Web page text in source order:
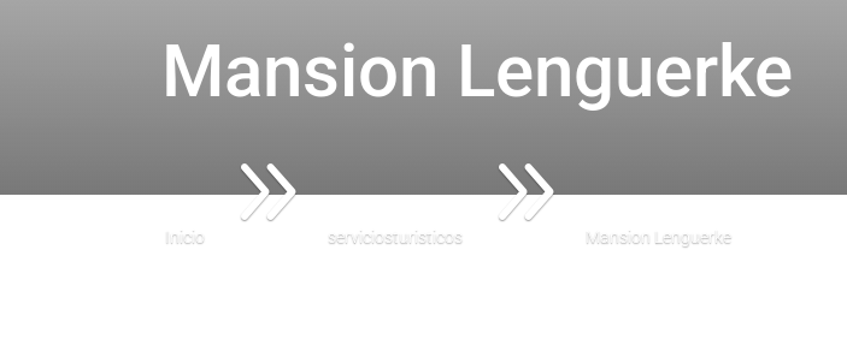
Mansion Lenguerke
Inicio 9 serviciosturisticos 9 Mansion Lenguerke